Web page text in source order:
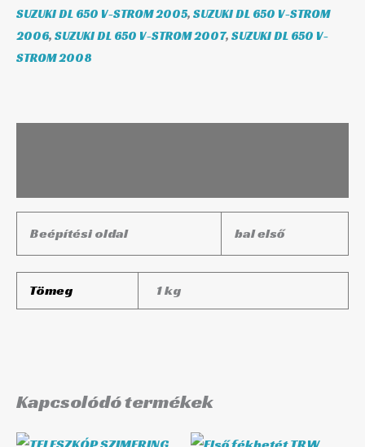
SUZUKI DL 650 V-STROM 2005, SUZUKI DL 650 V-STROM
2006, SUZUKI DL 650 V-STROM 2007, SUZUKI DL 650 V-
STROM 2008
Beépítési oldal bal első
Tömeg 1 kg
Kapcsolódó termékek